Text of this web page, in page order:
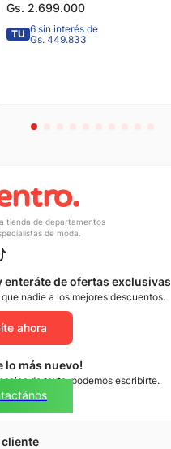
Gs. 2.699.000
TU 6 sin interés de
Gs. 449.833
tienda de departamentos
de moda.
enteráte de ofertas exclusivas
nadie a los mejores descuentos.
ahora
lo más nuevo!
de texto, podemos escribirte.